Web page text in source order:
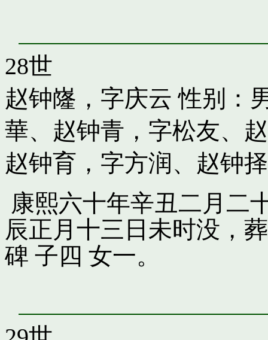
28世
赵钟嶐，字庆云 性别：
華、 赵钟青，字松友、
赵钟育，字方润 、 赵钟
康熙六十年辛丑二月二
辰正月十三日未时没，
碑 子四 女一。